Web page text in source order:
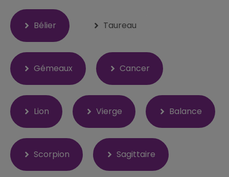
Bélier Taureau
Gémeaux Cancer
Lion Vierge Balance
Scorpion Sagittaire